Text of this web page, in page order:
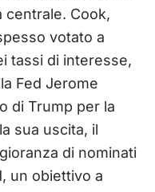
centrale. Cook,
votato a
tassi di interesse,
Fed Jerome
di Trump per la
sua uscita, il
di nominati
un obiettivo a